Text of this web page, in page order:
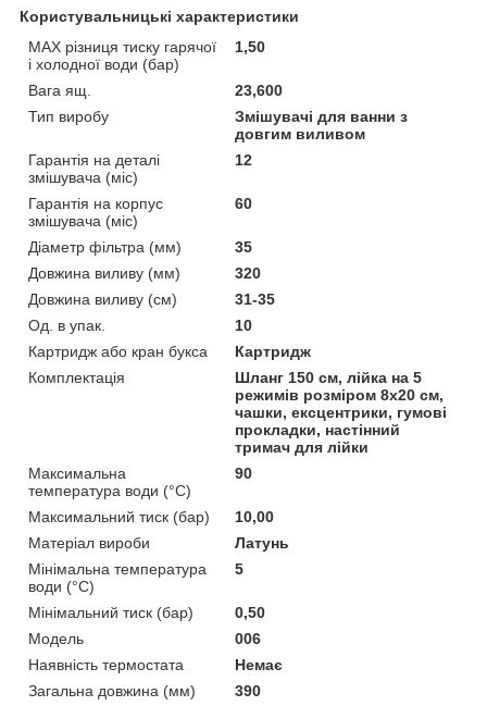
Користувальницькі характеристики
MAX різниця тиску гарячої
і холодної води (бар)
1,50
Вага ящ.
23,600
Тип виробу
Змішувачі для ванни з
довгим виливом
Гарантія на деталі
змішувача (міс)
12
Гарантія на корпус
змішувача (міс)
60
Діаметр фільтра (мм)
35
Довжина виливу (мм)
320
Довжина виливу (см)
31-35
Од. в упак.
10
Картридж або кран букса
Картридж
Комплектація
Шланг 150 см, лійка на 5
режимів розміром 8х20 см,
чашки, ексцентрики, гумові
прокладки, настінний
тримач для лійки
Максимальна
температура води (°C)
90
Максимальний тиск (бар)
10,00
Матеріал вироби
Латунь
Мінімальна температура
води (°C)
5
Мінімальний тиск (бар)
0,50
Мoдель
006
Наявність термостата
Немає
Загальна довжина (мм)
390